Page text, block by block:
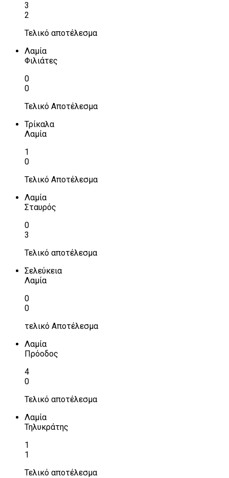
3
2
Τελικό αποτέλεσμα
Λαμία
Φιλιάτες
0
0
Τελικό Αποτέλεσμα
Τρίκαλα
Λαμία
1
0
Τελικό Αποτέλεσμα
Λαμία
Σταυρός
0
3
Τελικό αποτέλεσμα
Σελεύκεια
Λαμία
0
0
τελικό Αποτέλεσμα
Λαμία
Πρόοδος
4
0
Τελικό αποτέλεσμα
Λαμία
Τηλυκράτης
1
1
Τελικό αποτέλεσμα